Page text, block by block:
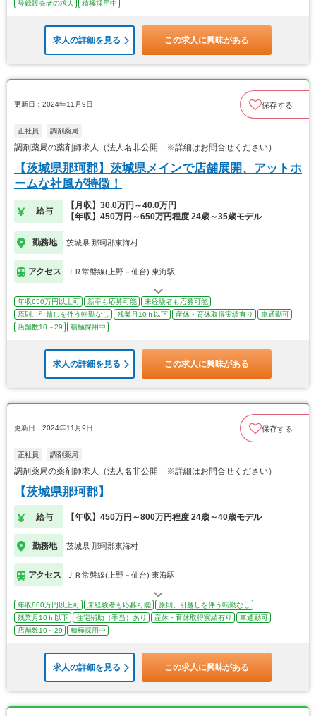
登録販売者の求人 積極採用中
求人の詳細を見る この求人に興味がある
更新日：2024年11月9日 保存する
正社員 調剤薬局
調剤薬局の薬剤師求人（法人名非公開 ※詳細はお問合せください）
【茨城県那珂郡】茨城県メインで店舗展開、アットホ
ームな社風が特徴！
給与
【月収】30.0万円～40.0万円
【年収】450万円～650万円程度 24歳～35歳モデル
勤務地 茨城県 那珂郡東海村
アクセス ＪＲ常磐線(上野－仙台) 東海駅
年収650万円以上可 新卒も応募可能
未経験者も応募可能
原則、引越しを伴う転勤なし
残業月10ｈ以下 産休・育休取得実績有り
車通勤可
店舗数10～29
積極採用中
求人の詳細を見る この求人に興味がある
更新日：2024年11月9日 保存する
正社員 調剤薬局
調剤薬局の薬剤師求人（法人名非公開 ※詳細はお問合せください）
【茨城県那珂郡】
給与 【年収】450万円～800万円程度 24歳～40歳モデル
勤務地 茨城県 那珂郡東海村
アクセス ＪＲ常磐線(上野－仙台) 東海駅
年収800万円以上可 未経験者も応募可能
原則、引越しを伴う転勤なし
残業月10ｈ以下
住宅補助（手当）あり 産休・育休取得実績有り
車通勤可
店舗数10～29
積極採用中
求人の詳細を見る この求人に興味がある